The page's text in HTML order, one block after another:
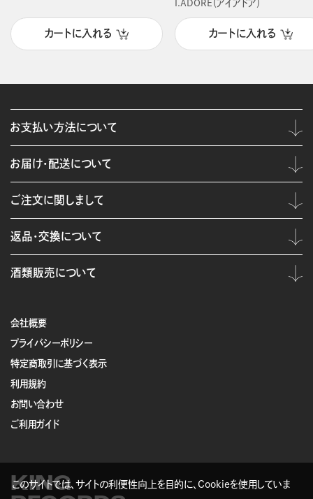
カートに入れる
I.ADORE（アイアドア）
カートに入れる
会社概要
プライバシーポリシー
特定商取引に基づく表示
利用規約
お問い合わせ
ご利用ガイド
KING
お支払い方法について
お届け・配送について
ご注文に関しまして
返品・交換について
酒類販売について
このサイトでは、サイトの利便性向上を目的に、Cookieを使用していま